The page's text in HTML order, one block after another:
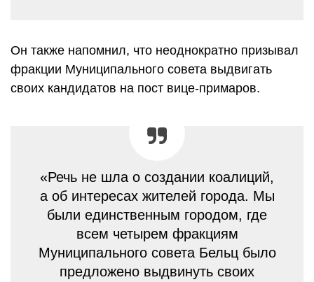
Он также напомнил, что неоднократно призывал
фракции Муниципального совета выдвигать
своих кандидатов на пост вице-примаров.
«Речь не шла о создании коалиций,
а об интересах жителей города. Мы
были единственным городом, где
всем четырем фракциям
Муниципального совета Бельц было
предложено выдвинуть своих